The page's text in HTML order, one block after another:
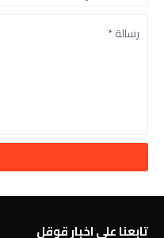
تابعنا على اخبار قوقل